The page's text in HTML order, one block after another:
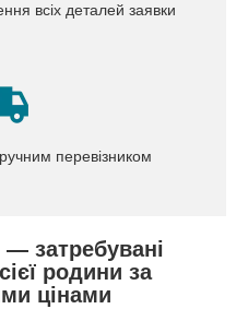
всіх деталей заявки
перевізником
затребувані
родини за
цінами